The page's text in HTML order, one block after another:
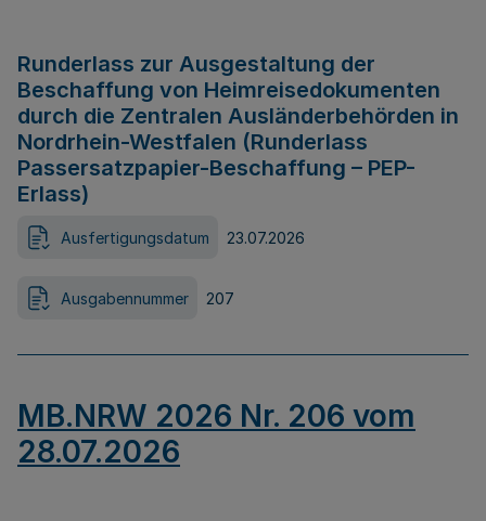
Runderlass zur Ausgestaltung der
Beschaffung von Heimreisedokumenten
durch die Zentralen Ausländerbehörden in
Nordrhein-Westfalen (Runderlass
Passersatzpapier-Beschaffung – PEP-
Erlass)
Ausfertigungsdatum 23.07.2026
Ausgabennummer 207
MB.NRW 2026 Nr. 206 vom
28.07.2026